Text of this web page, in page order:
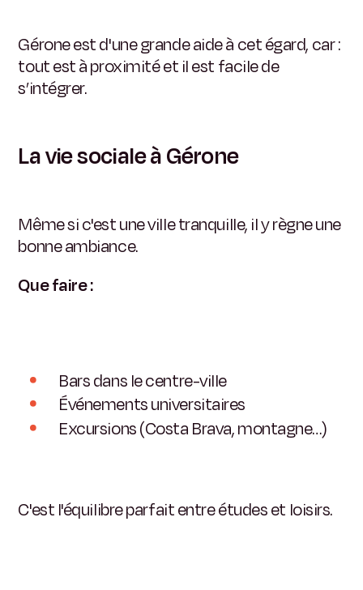
Gérone est d'une grande aide à cet égard, car :
tout est à proximité et il est facile de
s’intégrer.
La vie sociale à Gérone
Même si c'est une ville tranquille, il y règne une
bonne ambiance.
Que faire :
Bars dans le centre-ville
Événements universitaires
Excursions (Costa Brava, montagne…)
C'est l'équilibre parfait entre études et loisirs.